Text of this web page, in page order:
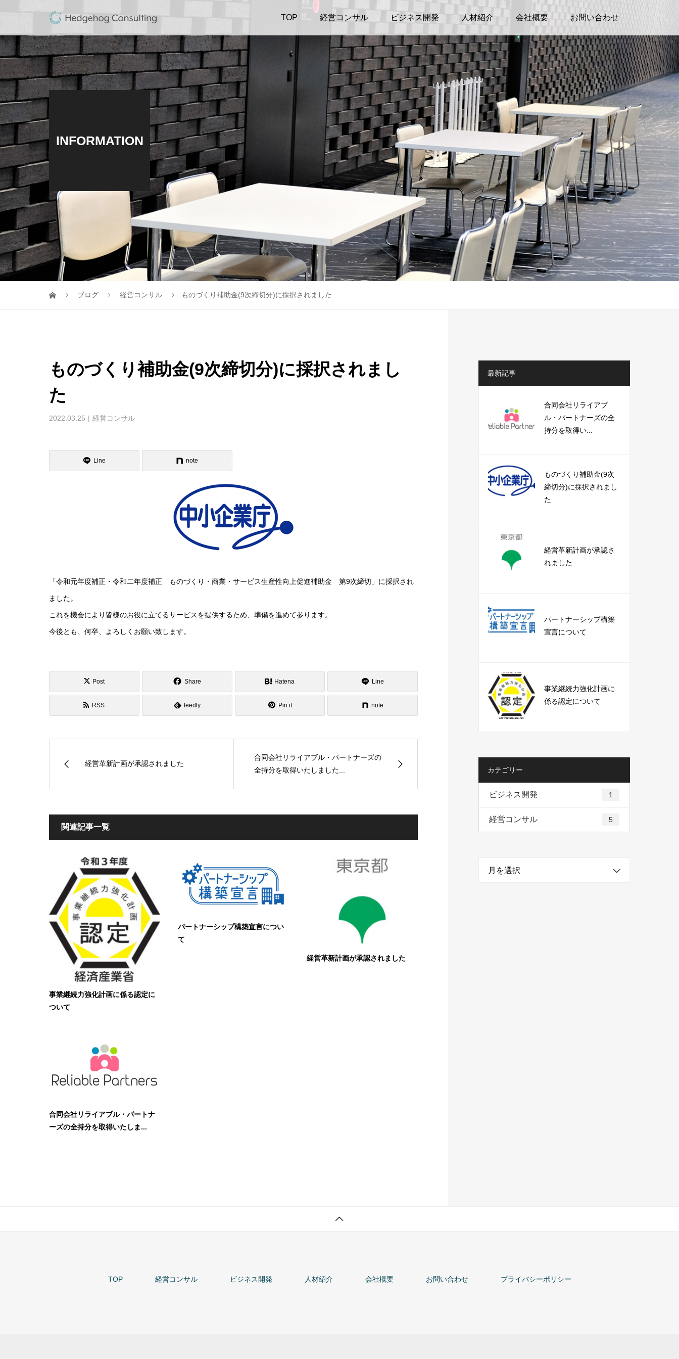
TOP 経営コンサル ビジネス開発 人材紹介 会社概要 お問い合わせ
INFORMATION
ブログ 経営コンサル ものづくり補助金(9次締切分)に採択されました
ものづくり補助金(9次締切分)に採択されまし
た
2022.03.25 経営コンサル
Line note
「令和元年度補正・令和二年度補正 ものづくり・商業・サービス生産性向上促進補助金 第9次締切」に採択され
ました。
これを機会により皆様のお役に立てるサービスを提供するため、準備を進めて参ります。
今後とも、何卒、よろしくお願い致します。
Post Share Hatena Line
RSS feedly Pin it note
経営革新計画が承認されました
合同会社リライアブル・パートナーズの
全持分を取得いたしました...
関連記事一覧
事業継続力強化計画に係る認定に
ついて
パートナーシップ構築宣言につい
て
経営革新計画が承認されました
合同会社リライアブル・パートナ
ーズの全持分を取得いたしま...
最新記事
合同会社リライアブ
ル・パートナーズの全
持分を取得い...
ものづくり補助金(9次
締切分)に採択されまし
た
経営革新計画が承認さ
れました
パートナーシップ構築
宣言について
事業継続力強化計画に
係る認定について
カテゴリー
ビジネス開発 1
経営コンサル 5
月を選択
TOP 経営コンサル ビジネス開発 人材紹介 会社概要 お問い合わせ プライバシーポリシー